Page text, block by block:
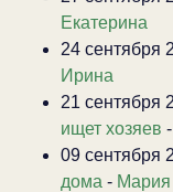
Екатерина
24 сентября
Ирина
21 сентября
ищет хозяев -
09 сентября
дома - Мария